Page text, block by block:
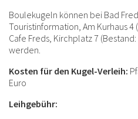
Boulekugeln können bei Bad
Touristinformation, Am Kurhaus
Cafe Freds, Kirchplatz 7
werden.
Kosten für den Kugel-Verleih:
Euro
Leihgebühr: